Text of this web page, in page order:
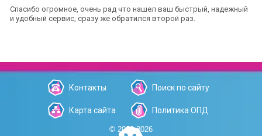
Спасибо огромное, очень рад что нашел ваш быстрый, надежный
и удобный сервис, сразу же обратился второй раз.
Контакты Поиск по сайту
Карта сайта Политика ОПД
© 2006-2026